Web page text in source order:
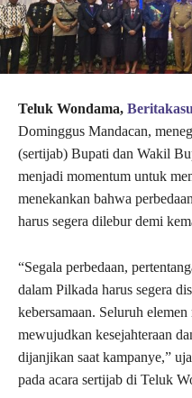
Teluk Wondama,
Dominggus Mandacan,
(sertijab) Bupati dan Wakil
menjadi momentum untuk
menekankan bahwa
harus segera dilebur demi
“Segala perbedaan,
dalam Pilkada harus segera
kebersamaan. Seluruh
mewujudkan kesejahteraan
dijanjikan saat kampanye,”
pada acara sertijab di Teluk